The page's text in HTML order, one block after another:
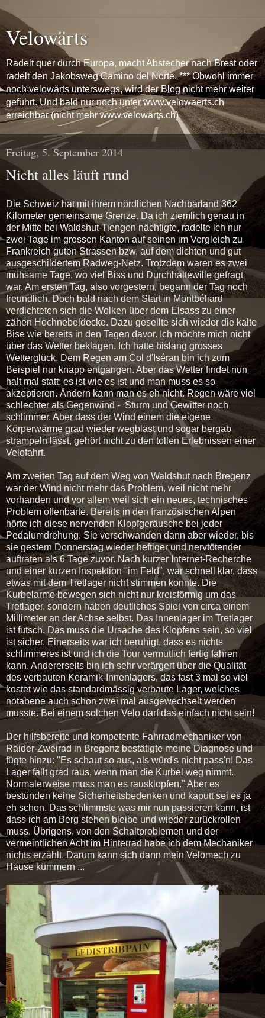
Velowärts
Radelt quer durch Europa, macht Abstecher nach Brest oder
radelt den Jakobsweg Camino del Norte. *** Obwohl immer
noch velowärts unterswegs, wird der Blog nicht mehr weiter
geführt. Und bald nur noch unter www.velowaerts.ch
erreichbar (nicht mehr www.velowärts.ch)
Freitag, 5. September 2014
Nicht alles läuft rund
Die Schweiz hat mit ihrem nördlichen Nachbarland 362
Kilometer gemeinsame Grenze. Da ich ziemlich genau in
der Mitte bei Waldshut-Tiengen nächtigte, radelte ich nur
zwei Tage im grossen Kanton auf seinen im Vergleich zu
Frankreich guten Strassen bzw. auf dem dichten und gut
ausgeschildertem Radweg-Netz. Trotzdem waren es zwei
mühsame Tage, wo viel Biss und Durchhaltewille gefragt
war. Am ersten Tag, also vorgestern, begann der Tag noch
freundlich. Doch bald nach dem Start in Montbéliard
verdichteten sich die Wolken über dem Elsass zu einer
zähen Hochnebeldecke. Dazu gesellte sich wieder die kalte
Bise wie bereits in den Tagen davor. Ich möchte mich nicht
über das Wetter beklagen. Ich hatte bislang grosses
Wetterglück. Dem Regen am Col d'Iséran bin ich zum
Beispiel nur knapp entgangen. Aber das Wetter findet nun
halt mal statt: es ist wie es ist und man muss es so
akzeptieren. Ändern kann man es eh nicht. Regen wäre viel
schlechter als Gegenwind - Sturm und Gewitter noch
schlimmer. Aber dass der Wind einem die eigene
Körperwärme grad wieder wegbläst und sogar bergab
strampeln lässt, gehört nicht zu den tollen Erlebnissen einer
Velofahrt.
Am zweiten Tag auf dem Weg von Waldshut nach Bregenz
war der Wind nicht mehr das Problem, weil nicht mehr
vorhanden und vor allem weil sich ein neues, technisches
Problem offenbarte. Bereits in den französischen Alpen
hörte ich diese nervenden Klopfgeräusche bei jeder
Pedalumdrehung. Sie verschwanden dann aber wieder, bis
sie gestern Donnerstag wieder heftiger und nervtötender
auftraten als 6 Tage zuvor. Nach kurzer Internet-Recherche
und einer kurzen Inspektion "im Feld", war schnell klar, dass
etwas mit dem Tretlager nicht stimmen konnte. Die
Kurbelarme bewegen sich nicht nur kreisförmig um das
Tretlager, sondern haben deutliches Spiel von circa einem
Millimeter an der Achse selbst. Das Innenlager im Tretlager
ist futsch. Das muss die Ursache des Klopfens sein, so viel
ist sicher. Einerseits war ich beruhigt, dass es nichts
schlimmeres ist und ich die Tour vermutlich fertig fahren
kann. Andererseits bin ich sehr verärgert über die Qualität
des verbauten Keramik-Innenlagers, das fast 3 mal so viel
kostet wie das standardmässig verbaute Lager, welches
notabene auch schon zwei mal ausgewechselt werden
musste. Bei einem solchen Velo darf das einfach nicht sein!
Der hilfsbereite und kompetente Fahrradmechaniker von
Raider-Zweirad in Bregenz bestätigte meine Diagnose und
fügte hinzu: "Es schaut so aus, als würd's nicht pass'n! Das
Lager fällt grad raus, wenn man die Kurbel weg nimmt.
Normalerweise muss man es rausklopfen." Aber es
bestünden keine Sicherheitsbedenken und kaputt sei es ja
eh schon. Das schlimmste was mir nun passieren kann, ist
dass ich am Berg stehen bleibe und wieder zurückrollen
muss. Übrigens, von den Schaltproblemen und der
vermeintlichen Acht im Hinterrad habe ich dem Mechaniker
nichts erzählt. Darum kann sich dann mein Velomech zu
Hause kümmern ...